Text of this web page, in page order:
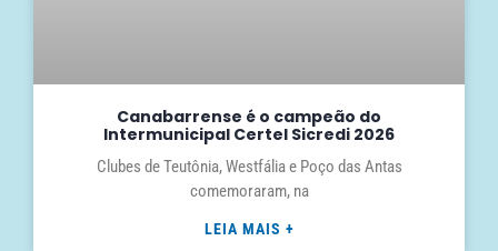
Canabarrense é o campeão do
Intermunicipal Certel Sicredi 2026
Clubes de Teutônia, Westfália e Poço das Antas
comemoraram, na
LEIA MAIS +